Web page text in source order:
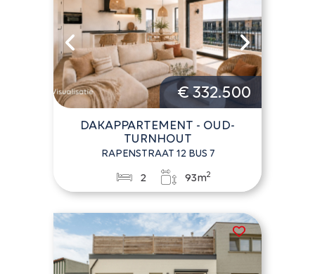
€ 332.500
DAKAPPARTEMENT - OUD-
TURNHOUT
RAPENSTRAAT 12 BUS 7
2 93m2